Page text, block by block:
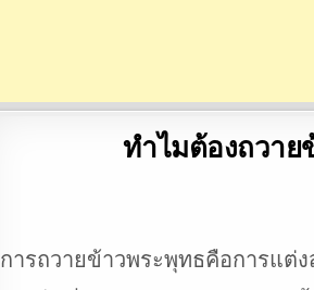
ทำไมต้องถวาย
การถวายข้าวพระพุทธคือการแต่